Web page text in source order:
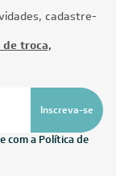
cadastre-
de troca,
Inscreva-se
com a Política de